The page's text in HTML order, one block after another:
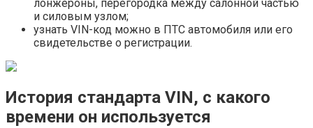
лонжероны, перегородка между салонной частью
и силовым узлом;
узнать VIN-код можно в ПТС автомобиля или его
свидетельстве о регистрации.
История стандарта VIN, с какого
времени он используется